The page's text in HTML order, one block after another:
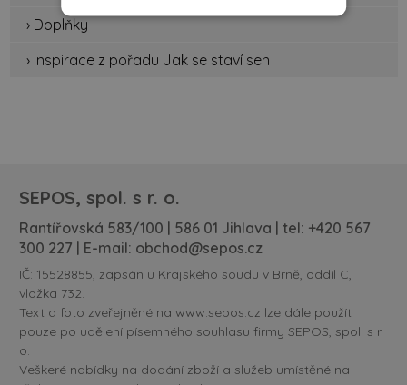
› Doplňky
› Inspirace z pořadu Jak se staví sen
SEPOS, spol. s r. o.
Rantířovská 583/100 | 586 01 Jihlava | tel: +420 567
300 227 | E-mail: obchod@sepos.cz
IČ: 15528855, zapsán u Krajského soudu v Brně, oddíl C,
vložka 732.
Text a foto zveřejněné na www.sepos.cz lze dále použít
pouze po udělení písemného souhlasu firmy SEPOS, spol. s r.
o.
Veškeré nabídky na dodání zboží a služeb umístěné na